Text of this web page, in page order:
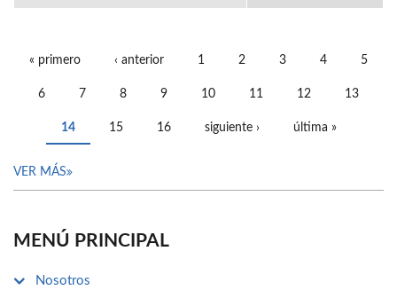
« primero ‹ anterior 1 2 3 4 5
6 7 8 9 10 11 12 13
14 15 16 siguiente › última »
VER MÁS
MENÚ PRINCIPAL
Nosotros